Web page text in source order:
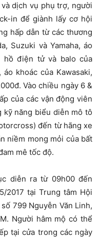
dịch vụ phụ trợ, người
in để giành lấy cơ hội
hấp dẫn từ các thương
Suzuki và Yamaha, áo
hồ điện tử và balo của
khoác của Kawasaki,
Vào chiều ngày 6 &
của các vận động viên
kỹ năng biểu diễn mô tô
đến từ hãng xe
niềm mong mỏi của bất
mê tốc độ.
diễn ra từ 09h00 đến
2017 tại Trung tâm Hội
799 Nguyễn Văn Linh,
Người hâm mộ có thể
tại cửa trong các ngày